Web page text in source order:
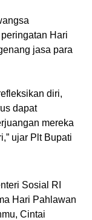
Hari
jasa para
diri,
dapat
mereka
ujar Plt Bupati
Sosial RI
Hari Pahlawan
Cintai